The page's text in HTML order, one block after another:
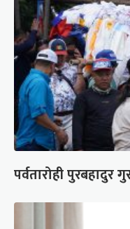
पर्वतारोही पुरबहादुर